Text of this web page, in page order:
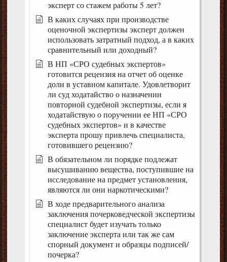
эксперт со стажем работы 5 лет?
В каких случаях при производстве
оценочной экспертизы эксперт должен
использовать затратный подход, а в каких
сравнительный или доходный?
В НП «СРО судебных экспертов»
готовится рецензия на отчет об оценке
доли в уставном капитале. Удовлетворит
ли суд ходатайство о назначении
повторной судебной экспертизы, если я
ходатайствую о поручении ее НП «СРО
судебных экспертов» и в качестве
эксперта прошу привлечь специалиста,
готовившего рецензию?
В обязательном ли порядке подлежат
высушиванию вещества, поступившие на
исследование на предмет установления,
являются ли они наркотическими?
В ходе предварительного анализа
заключения почерковедческой экспертизы
специалист будет изучать только
заключение эксперта или так же сам
спорный документ и образцы подписей/
почерка?